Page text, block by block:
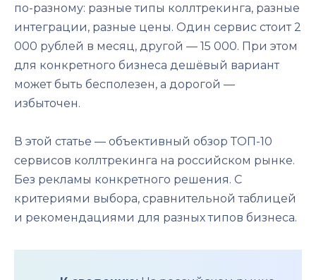
по-разному: разные типы коллтрекинга, разные
интеграции, разные цены. Один сервис стоит 2
000 рублей в месяц, другой — 15 000. При этом
для конкретного бизнеса дешёвый вариант
может быть бесполезен, а дорогой —
избыточен.
В этой статье — объективный обзор ТОП-10
сервисов коллтрекинга на российском рынке.
Без рекламы конкретного решения. С
критериями выбора, сравнительной таблицей
и рекомендациями для разных типов бизнеса.